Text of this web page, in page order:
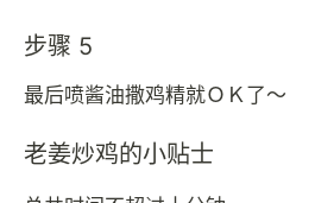
步骤 5
最后喷酱油撒鸡精就ＯＫ了～
老姜炒鸡的小贴士